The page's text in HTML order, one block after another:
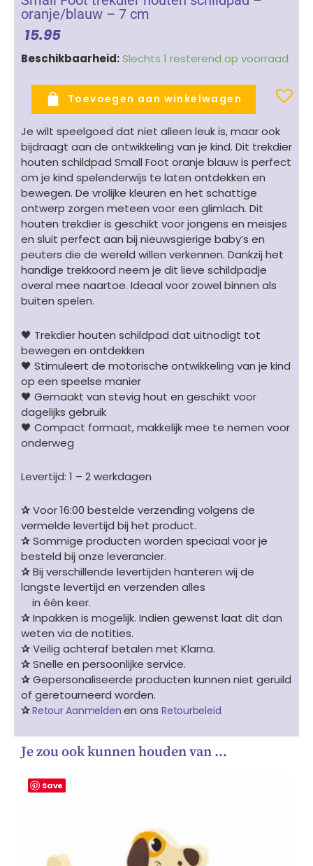
oranje/blauw – 7 cm
15.95
Beschikbaarheid:Slechts 1 resterend op voorraad
Small
trekdier
houten
-
oranje/blauw
-
7
cm
aantal
Toevoegen aan winkelwagen
Je wilt speelgoed dat niet alleen leuk is, maar ook
bijdraagt aan de ontwikkeling van je kind. Dit trekdier
houten schildpad Small Foot oranje blauw is perfect
om je kind spelenderwijs te laten ontdekken en
bewegen. De vrolijke kleuren en het schattige
ontwerp zorgen meteen voor een glimlach. Dit
houten trekdier is geschikt voor jongens en meisjes
en sluit perfect aan bij nieuwsgierige baby’s en
peuters die de wereld willen verkennen. Dankzij het
handige trekkoord neem je dit lieve schildpadje
overal mee naartoe. Ideaal voor zowel binnen als
buiten spelen.
🖤 Trekdier houten schildpad dat uitnodigt tot
bewegen en ontdekken
🖤 Stimuleert de motorische ontwikkeling van je kind
op een speelse manier
🖤 Gemaakt van stevig hout en geschikt voor
dagelijks gebruik
🖤 Compact formaat, makkelijk mee te nemen voor
onderweg
Levertijd: 1 – 2 werkdagen
✰Voor 16:00 bestelde verzending volgens de
vermelde levertijd bij het product.
✰Sommige producten worden speciaal voor je
besteld bij onze leverancier.
✰Bij verschillende levertijden hanteren wij de
langste levertijd en verzenden alles
in één keer.
✰Inpakken is mogelijk. Indien gewenst laat dit dan
weten via de notities.
✰Veilig achteraf betalen met Klarna.
✰Snelle en persoonlijke service.
✰Gepersonaliseerde producten kunnen niet geruild
of geretourneerd worden.
✰Retour Aanmelden en ons Retourbeleid
Je zou ook kunnen houden van …
Save